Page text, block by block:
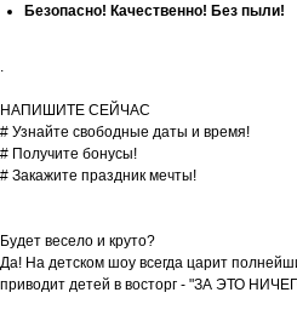
Безопасно! Качественно! Без пыли!
НАПИШИТЕ СЕЙЧАС
# Узнайте свободные даты и время!
# Получите бонусы!
# Закажите праздник мечты!
Будет весело и круто?
Да! На детском шоу всегда царит
приводит детей в восторг - "ЗА ЭТО